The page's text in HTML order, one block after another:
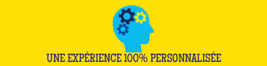
UNE EXPÉRIENCE 100% PERSONNALISÉE